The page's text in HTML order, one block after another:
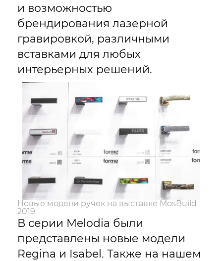
и возможностью
брендирования лазерной
гравировкой, различными
вставками для любых
интерьерных решений.
Новые модели ручек на выставке MosBuild
2019
В серии Melodia были
представлены новые модели
Regina и Isabel. Также на нашем